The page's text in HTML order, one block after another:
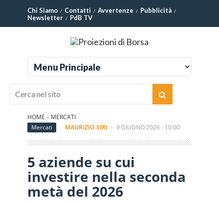
Chi Siamo Contatti Avvertenze
Pubblicità
Newsletter
PdB TV
HOME » MERCATI
Mercati
MAURIZIO.SIRI - 9 GIUGNO 2026 - 10:00
5 aziende su cui
investire nella seconda
metà del 2026